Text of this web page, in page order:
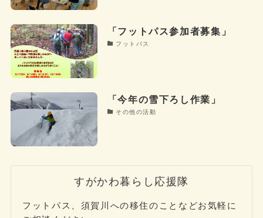
「フットパス参加者募集」
フットパス
「今年の雪下ろし作業」
その他の活動
すがかわ暮らし応援隊
フットパス、須賀川への移住のことなどお気軽に